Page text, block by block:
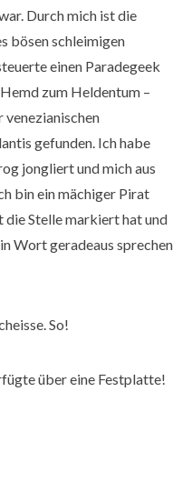
Durch mich ist die
bösen schleimigen
einen Paradegeek
zum Heldentum –
venezianischen
gefunden. Ich habe
jongliert und mich aus
bin ein mächiger Pirat
die Stelle markiert hat und
Wort geradeaus sprechen
So!
über eine Festplatte!